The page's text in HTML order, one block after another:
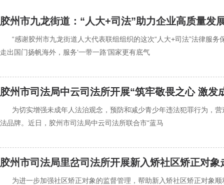
胶州市九龙街道：“人大+司法”助力企业高质量发
‍‍“感谢胶州市九龙街道人大代表联组组织的这次“人大+司法”法律服
走出国门扬帆海外，服务‘一带一路’国家更有底气
胶州市司法局中云司法所开展“筑牢敬畏之心 激发
为切实增强未成年人法治观念，预防和减少青少年违法犯罪行为，
法品牌。近日，胶州市司法局中云司法所联合市“蓝马
胶州市司法局里岔司法所开展新入矫社区矫正对象
为进一步加强社区矫正对象的监督管理，帮助新入矫社区矫正对象